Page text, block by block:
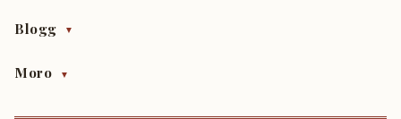
Blogg ▼
Moro ▼